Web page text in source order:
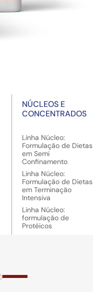
NÚCLEOS E
CONCENTRADOS
Linha Núcleo:
Formulação de Dietas
em Semi
Confinamento
Linha Núcleo:
Formulação de Dietas
em Terminação
Intensiva
Linha Núcleo:
formulação de
Protéicos